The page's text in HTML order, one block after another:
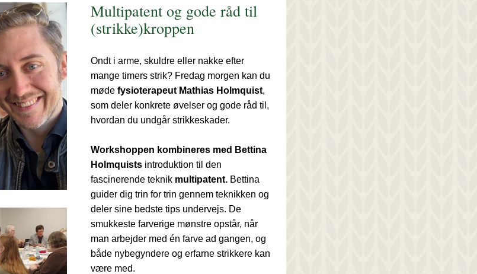
Multipatent og gode råd til
(strikke)kroppen
Ondt i arme, skuldre eller nakke efter
mange timers strik? Fredag morgen kan du
møde fysioterapeut Mathias Holmquist,
som deler konkrete øvelser og gode råd til,
hvordan du undgår strikkeskader.
Workshoppen kombineres med Bettina
Holmquists introduktion til den
fascinerende teknik multipatent. Bettina
guider dig trin for trin gennem teknikken og
deler sine bedste tips undervejs. De
smukkeste farverige mønstre opstår, når
man arbejder med én farve ad gangen, og
både nybegyndere og erfarne strikkere kan
være med.